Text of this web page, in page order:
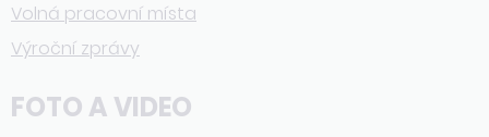
Volná pracovní místa
Výroční zprávy
FOTO A VIDEO